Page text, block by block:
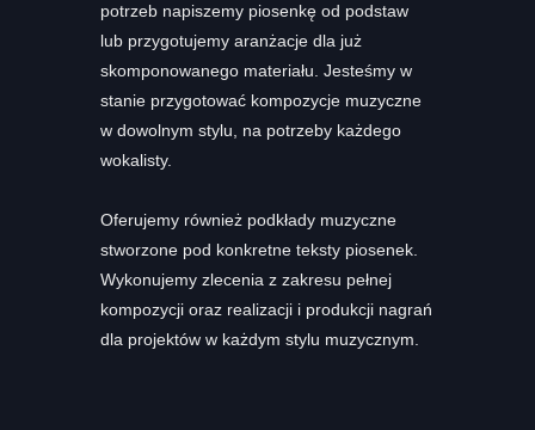
potrzeb napiszemy piosenkę od podstaw
lub przygotujemy aranżacje dla już
skomponowanego materiału. Jesteśmy w
stanie przygotować kompozycje muzyczne
w dowolnym stylu, na potrzeby każdego
wokalisty.
Oferujemy również podkłady muzyczne
stworzone pod konkretne teksty piosenek.
Wykonujemy zlecenia z zakresu pełnej
kompozycji oraz realizacji i produkcji nagrań
dla projektów w każdym stylu muzycznym.